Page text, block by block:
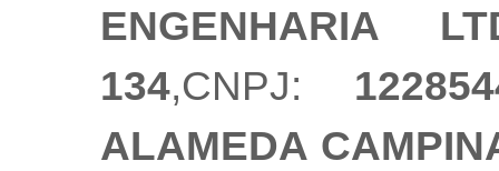
ENGENHARIA
134,CNPJ:
ALAMEDA